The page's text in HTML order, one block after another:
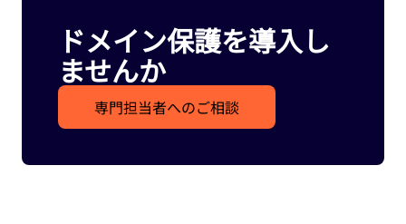
ドメイン保護を導入し
ませんか
専門担当者へのご相談